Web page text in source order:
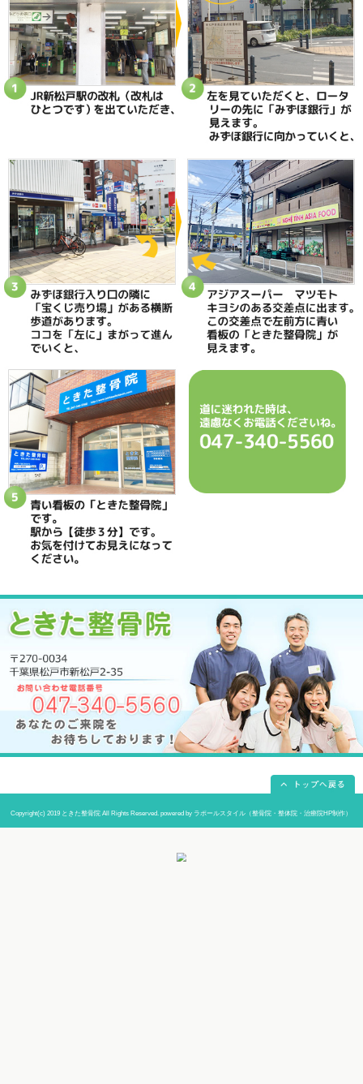
当院へのアクセス情報
ときた整骨院
所在地
〒270-0034 千葉県松戸市新松戸2-35
電話番号
047-340-5560
駐車場
駐車場はありません
予約
完全予約制 お電話にて受付致します
休診日
日曜・祝日
院長
鴇田 晶